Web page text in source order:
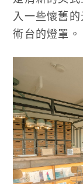
入一些懷舊
術台的燈罩。